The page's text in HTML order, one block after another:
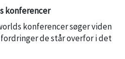
konferencer
konferencer søger viden
de står overfor i det